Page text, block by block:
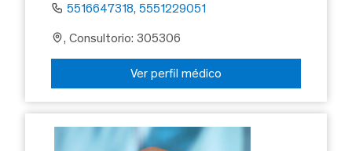
5516647318, 5551229051
, Consultorio: 305306
Ver perfil médico